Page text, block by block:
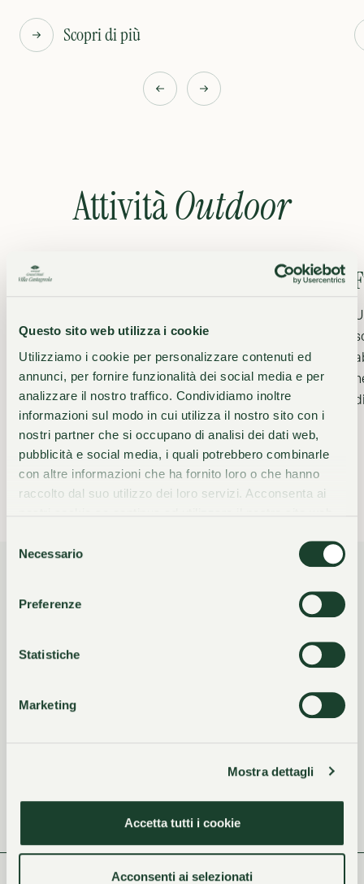
Questo sito web utilizza i cookie
Utilizziamo i cookie per personalizzare contenuti ed
annunci, per fornire funzionalità dei social media e per
analizzare il nostro traffico. Condividiamo inoltre
informazioni sul modo in cui utilizza il nostro sito con i
nostri partner che si occupano di analisi dei dati web,
pubblicità e social media, i quali potrebbero combinarle
con altre informazioni che ha fornito loro o che hanno
raccolto dal suo utilizzo dei loro servizi. Acconsenta ai
delNecessario
Preferenze
Statistiche
Marketing
Mostra dettagli
Accetta tutti i cookie
Acconsenti ai selezionati
Scopri di più
AttivitàOutdoor
Noleggio imbarcazioni Riva Bianca
con un’elegante imbarcazione, da noleggiare
davanti a Villa Castagnola. Navigare tra baie
silenziose e borghi lacustri rasenta la meraviglia.
VILLA CASTAGNOLA
A specchio sul
Dove siamo